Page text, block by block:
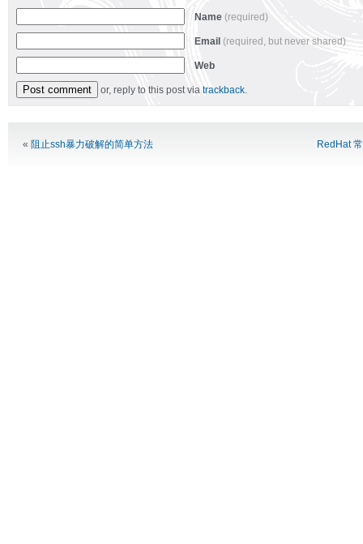
Name (required)
Email (required, but never shared)
Web
or, reply to this post via trackback.
« 阻止ssh暴力破解的简单方法 RedHat